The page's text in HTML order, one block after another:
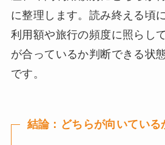
に整理します。読み終える頃
利用額や旅行の頻度に照らし
が合っているか判断できる状
です。
結論：どちらが向いている